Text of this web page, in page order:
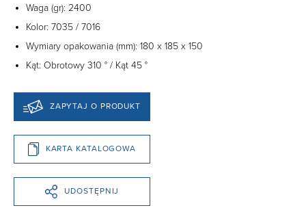
Waga (gr): 2400
Kolor: 7035 / 7016
Wymiary opakowania (mm): 180 x 185 x 150
Kąt: Obrotowy 310 ° / Kąt 45 °
ZAPYTAJ O PRODUKT
KARTA KATALOGOWA
UDOSTĘPNIJ